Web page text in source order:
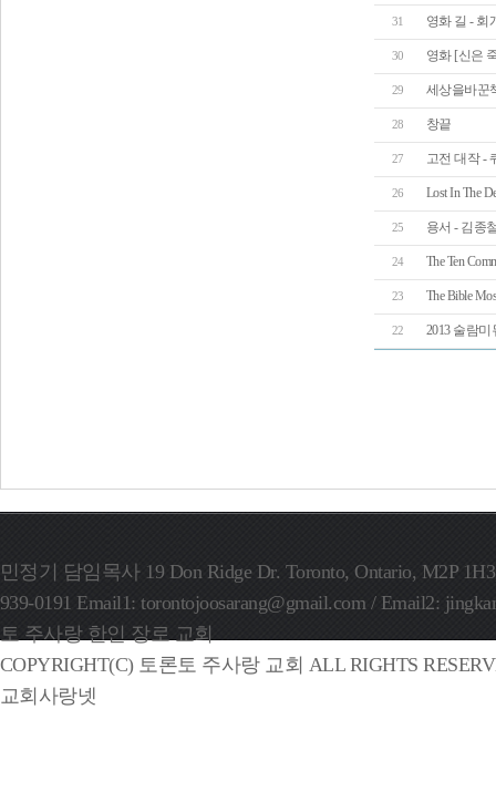
31 영화 길 - 회
30 영화 [신은
29 세상을바꾼
28 창끝
27 고전 대작 -
26 Lost In The
25 용서 - 김종
24 The Ten
23 The Bible
22 2013 술람
민정기 담임목사 19 Don Ridge Dr. Toronto, Ontario, M2P
939-0191 Email1: torontojoosarang@gmail.com / Email2:
토 주사랑 한인 장로 교회
COPYRIGHT(C) 토론토 주사랑 교회 ALL RIGHTS
교회사랑넷